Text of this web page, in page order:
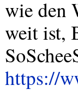
wie den
weit ist,
https://